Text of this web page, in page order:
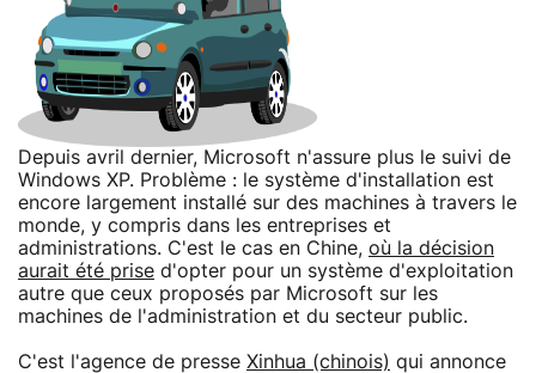
Depuis avril dernier, Microsoft n'assure plus le suivi de
Windows XP. Problème : le système d'installation est
encore largement installé sur des machines à travers le
monde, y compris dans les entreprises et
administrations. C'est le cas en Chine, où la décision
aurait été prise d'opter pour un système d'exploitation
autre que ceux proposés par Microsoft sur les
machines de l'administration et du secteur public.
C'est l'agence de presse Xinhua (chinois) qui annonce